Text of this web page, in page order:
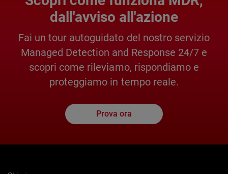
dall'avviso all'azione
Fai un tour autoguidato del nostro servizio
Managed Detection and Response 24/7 e
scopri come rileviamo, rispondiamo e
proteggiamo in tempo reale.
Prova ora